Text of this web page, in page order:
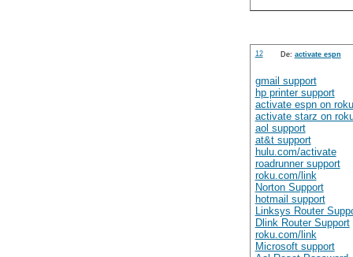
12 De: activate espn
gmail support
hp printer support
activate espn on roku
activate starz on
aol support
at&t support
hulu.com/activate
roadrunner support
roku.com/link
Norton Support
hotmail support
Linksys Router
Dlink Router Support
roku.com/link
Microsoft support